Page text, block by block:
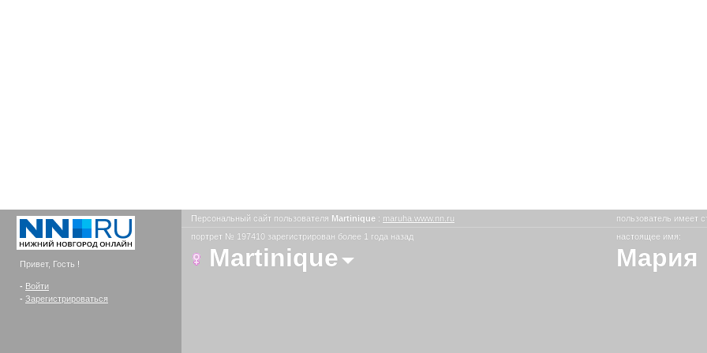
Привет, Гость !
- Войти
- Зарегистрироваться
Персональный сайт пользователя Martinique : maruha.www.nn.ru пользователь имеет
портрет № 197410 зарегистрирован более 1 года назад
Martinique
настоящее имя:
Мария